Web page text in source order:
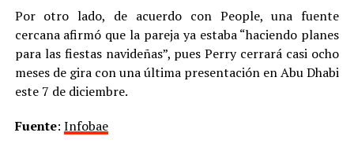
Por otro lado, de acuerdo con People, una fuente
cercana afirmó que la pareja ya estaba “haciendo planes
para las fiestas navideñas”, pues Perry cerrará casi ocho
meses de gira con una última presentación en Abu Dhabi
este 7 de diciembre.
Fuente: Infobae